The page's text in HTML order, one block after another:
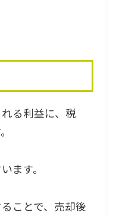
る利益に、税
ます。
ことで、売却後